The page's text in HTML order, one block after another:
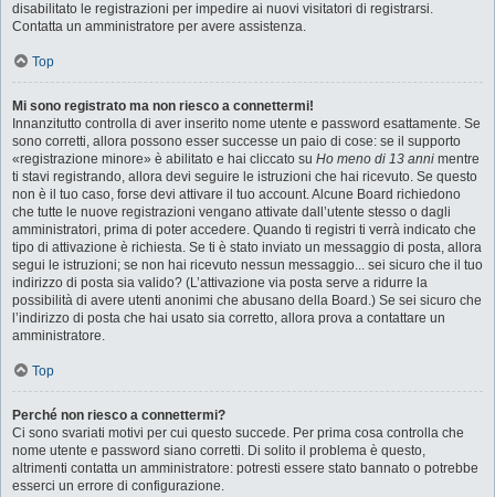
disabilitato le registrazioni per impedire ai nuovi visitatori di registrarsi.
Contatta un amministratore per avere assistenza.
Top
Mi sono registrato ma non riesco a connettermi!
Innanzitutto controlla di aver inserito nome utente e password esattamente. Se
sono corretti, allora possono esser successe un paio di cose: se il supporto
«registrazione minore» è abilitato e hai cliccato su Ho meno di 13 anni mentre
ti stavi registrando, allora devi seguire le istruzioni che hai ricevuto. Se questo
non è il tuo caso, forse devi attivare il tuo account. Alcune Board richiedono
che tutte le nuove registrazioni vengano attivate dall’utente stesso o dagli
amministratori, prima di poter accedere. Quando ti registri ti verrà indicato che
tipo di attivazione è richiesta. Se ti è stato inviato un messaggio di posta, allora
segui le istruzioni; se non hai ricevuto nessun messaggio... sei sicuro che il tuo
indirizzo di posta sia valido? (L’attivazione via posta serve a ridurre la
possibilità di avere utenti anonimi che abusano della Board.) Se sei sicuro che
l’indirizzo di posta che hai usato sia corretto, allora prova a contattare un
amministratore.
Top
Perché non riesco a connettermi?
Ci sono svariati motivi per cui questo succede. Per prima cosa controlla che
nome utente e password siano corretti. Di solito il problema è questo,
altrimenti contatta un amministratore: potresti essere stato bannato o potrebbe
esserci un errore di configurazione.